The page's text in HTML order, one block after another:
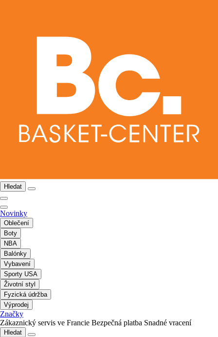
Hledat
Novinky
Oblečení
Boty
NBA
Balónky
Vybavení
Sporty USA
Životní styl
Fyzická údržba
Výprodej
Značky
Zákaznický servis ve Francie Bezpečná platba Snadné vracení
Hledat